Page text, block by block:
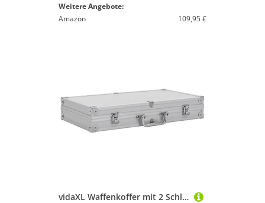
Weitere Angebote:
Amazon
109,95 €
vidaXL Waffenkoffer mit 2 Schlüsseln Gewehrkoffer Pistolenkoffer Jagdkoffer Universalkoffer Alukoffer Aluminium Alu ABS Silbern 47x26x8,3 cm